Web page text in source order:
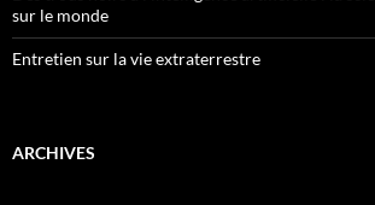
sur le monde
Entretien sur la vie extraterrestre
ARCHIVES